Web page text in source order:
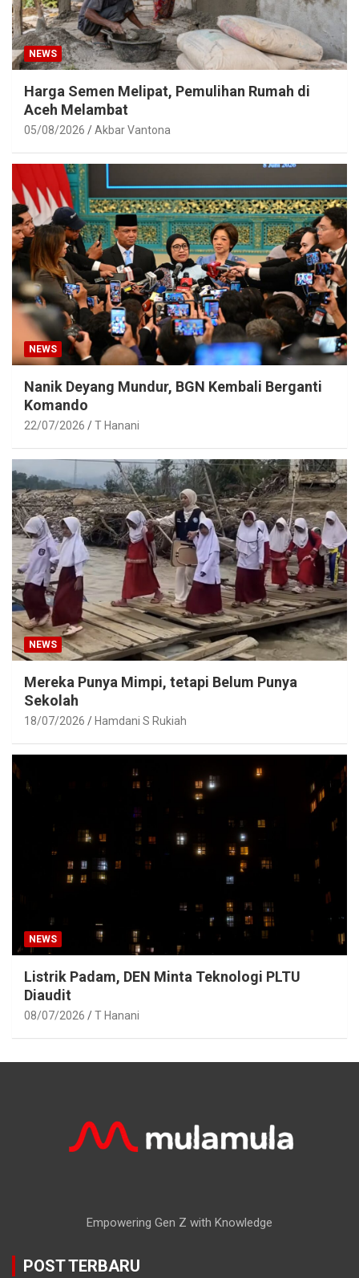
NEWS
Harga Semen Melipat, Pemulihan Rumah di
Aceh Melambat
05/08/2026 Akbar Vantona
NEWS
Nanik Deyang Mundur, BGN Kembali Berganti
Komando
22/07/2026 T Hanani
NEWS
Mereka Punya Mimpi, tetapi Belum Punya
Sekolah
18/07/2026 Hamdani S Rukiah
NEWS
Listrik Padam, DEN Minta Teknologi PLTU
Diaudit
08/07/2026 T Hanani
Empowering Gen Z with Knowledge
POST TERBARU